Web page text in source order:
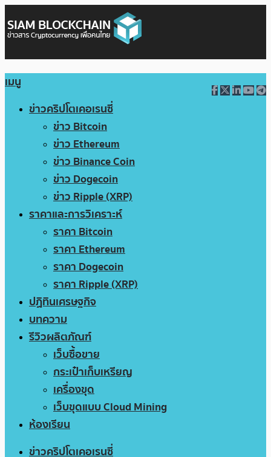
เมนู
ข่าวคริปโตเคอเรนซี่
ข่าว Bitcoin
ข่าว Ethereum
ข่าว Binance Coin
ข่าว Dogecoin
ข่าว Ripple (XRP)
ราคาและการวิเคราะห์
ราคา Bitcoin
ราคา Ethereum
ราคา Dogecoin
ราคา Ripple (XRP)
ปฏิทินเศรษฐกิจ
บทความ
รีวิวผลิตภัณฑ์
เว็บซื้อขาย
กระเป๋าเก็บเหรียญ
เครื่องขุด
เว็บขุดแบบ Cloud Mining
ห้องเรียน
ข่าวคริปโตเคอเรนซี่